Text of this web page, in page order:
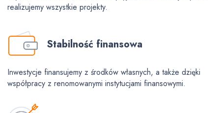
realizujemy wszystkie projekty.
Stabilność finansowa
Inwestycje finansujemy z środków własnych, a także dzięki
współpracy z renomowanymi instytucjami finansowymi.